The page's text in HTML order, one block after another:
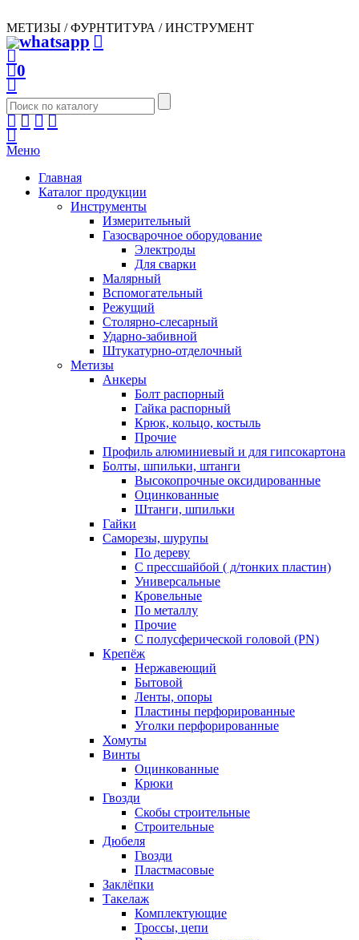
МЕТИЗЫ / ФУРНТИТУРА / ИНСТРУМЕНТ
0
Меню
Главная
Каталог продукции
Инструменты
Измерительный
Газосварочное оборудование
Электроды
Для сварки
Малярный
Вспомогательный
Режущий
Столярно-слесарный
Ударно-забивной
Штукатурно-отделочный
Метизы
Анкеры
Болт распорный
Гайка распорный
Крюк, кольцо, костыль
Прочие
Профиль алюминиевый и для гипсокартона
Болты, шпильки, штанги
Высокопрочные оксидированные
Оцинкованные
Штанги, шпильки
Гайки
Саморезы, шурупы
По дереву
С прессшайбой ( д/тонких пластин)
Универсальные
Кровельные
По металлу
Прочие
С полусферической головой (PN)
Крепёж
Нержавеющий
Бытовой
Ленты, опоры
Пластины перфорированные
Уголки перфорированные
Хомуты
Винты
Оцинкованные
Крюки
Гвозди
Скобы строительные
Строительные
Дюбеля
Гвозди
Пластмасовые
Заклёпки
Такелаж
Комплектующие
Троссы, цепи